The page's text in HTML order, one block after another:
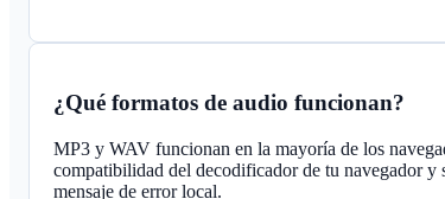
¿Qué formatos de audio funcionan?
MP3 y WAV funcionan en la mayoría de los
compatibilidad del decodificador de tu navegador y
mensaje de error local.